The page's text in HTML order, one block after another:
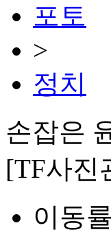
포토
>
정치
손잡은
[TF사진
이동